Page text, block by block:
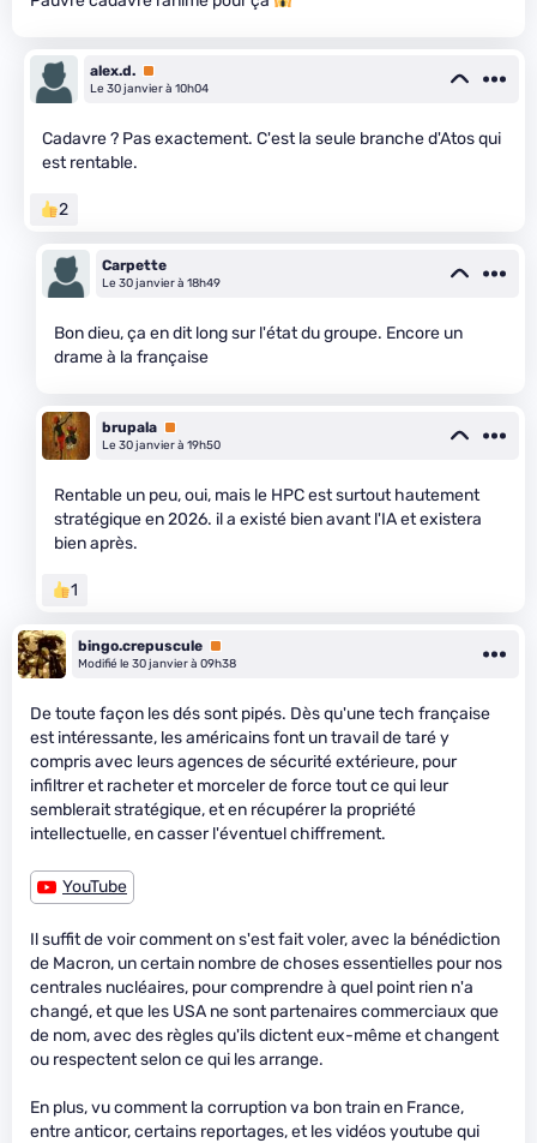
alex.d. Premium
Le 30 janvier à 10h04
Cadavre ? Pas exactement. C'est la seule branche d'Atos qui
est rentable.
2
Carpette
Le 30 janvier à 18h49
Bon dieu, ça en dit long sur l'état du groupe. Encore un
drame à la française
brupala Premium
Le 30 janvier à 19h50
Rentable un peu, oui, mais le HPC est surtout hautement
stratégique en 2026. il a existé bien avant l'IA et existera
bien après.
1
bingo.crepuscule Premium
Modifié le 30 janvier à 09h38
De toute façon les dés sont pipés. Dès qu'une tech française
est intéressante, les américains font un travail de taré y
compris avec leurs agences de sécurité extérieure, pour
infiltrer et racheter et morceler de force tout ce qui leur
semblerait stratégique, et en récupérer la propriété
intellectuelle, en casser l'éventuel chiffrement.
YouTube
Il suffit de voir comment on s'est fait voler, avec la bénédiction
de Macron, un certain nombre de choses essentielles pour nos
centrales nucléaires, pour comprendre à quel point rien n'a
changé, et que les USA ne sont partenaires commerciaux que
de nom, avec des règles qu'ils dictent eux-même et changent
ou respectent selon ce qui les arrange.
En plus, vu comment la corruption va bon train en France,
entre anticor, certains reportages, et les vidéos youtube qui